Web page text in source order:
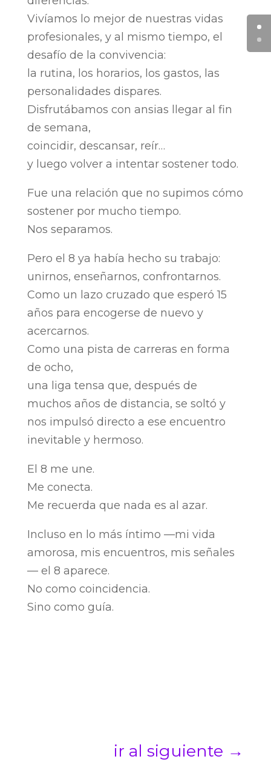
Vivíamos lo mejor de nuestras vidas
profesionales, y al mismo tiempo, el
desafío de la convivencia:
la rutina, los horarios, los gastos, las
personalidades dispares.
Disfrutábamos con ansias llegar al fin
de semana,
coincidir, descansar, reír…
y luego volver a intentar sostener todo.
Fue una relación que no supimos cómo
sostener por mucho tiempo.
Nos separamos.
Pero el 8 ya había hecho su trabajo:
unirnos, enseñarnos, confrontarnos.
Como un lazo cruzado que esperó 15
años para encogerse de nuevo y
acercarnos.
Como una pista de carreras en forma
de ocho,
una liga tensa que, después de
muchos años de distancia, se soltó y
nos impulsó directo a ese encuentro
inevitable y hermoso.
El 8 me une.
Me conecta.
Me recuerda que nada es al azar.
Incluso en lo más íntimo —mi vida
amorosa, mis encuentros, mis señales
— el 8 aparece.
No como coincidencia.
Sino como guía.
ir al siguiente →